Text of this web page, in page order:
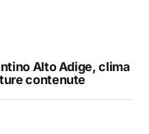
Alto Adige, clima
contenute